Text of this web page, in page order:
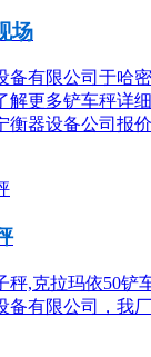
场
备有限公司于哈
解更多铲车秤详
衡器设备公司报
秤,克拉玛依50铲
备有限公司，我